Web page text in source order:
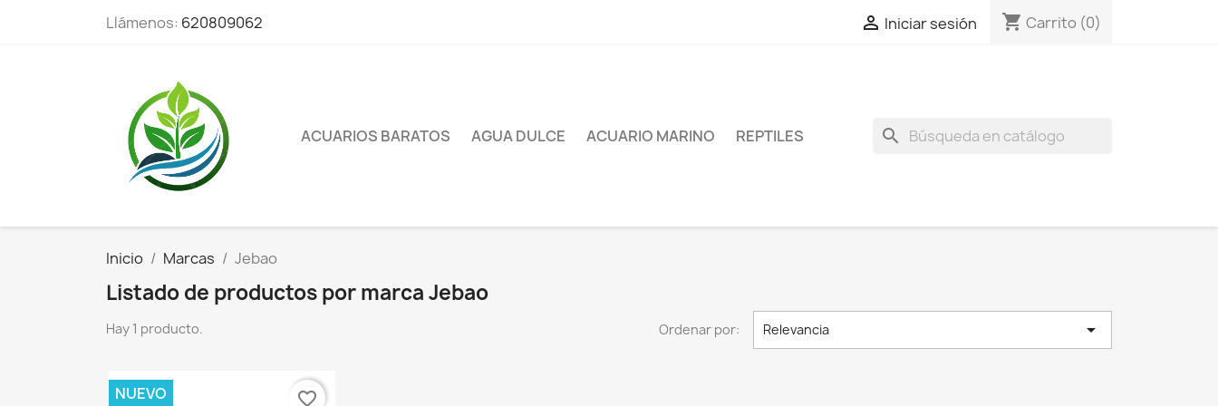
Llámenos: 620809062  Iniciar sesión shopping_cart Carrito (0)
ACUARIOS BARATOS AGUA DULCE ACUARIO MARINO REPTILES search
Inicio Marcas Jebao
Listado de productos por marca Jebao
Hay 1 producto. Ordenar por: Relevancia 
NUEVO favorite_border